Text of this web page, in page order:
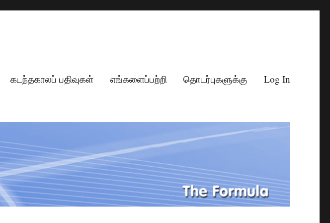
கடந்தகாலப் பதிவுகள் எங்களைப்பற்றி தொடர்புகளுக்கு Log In